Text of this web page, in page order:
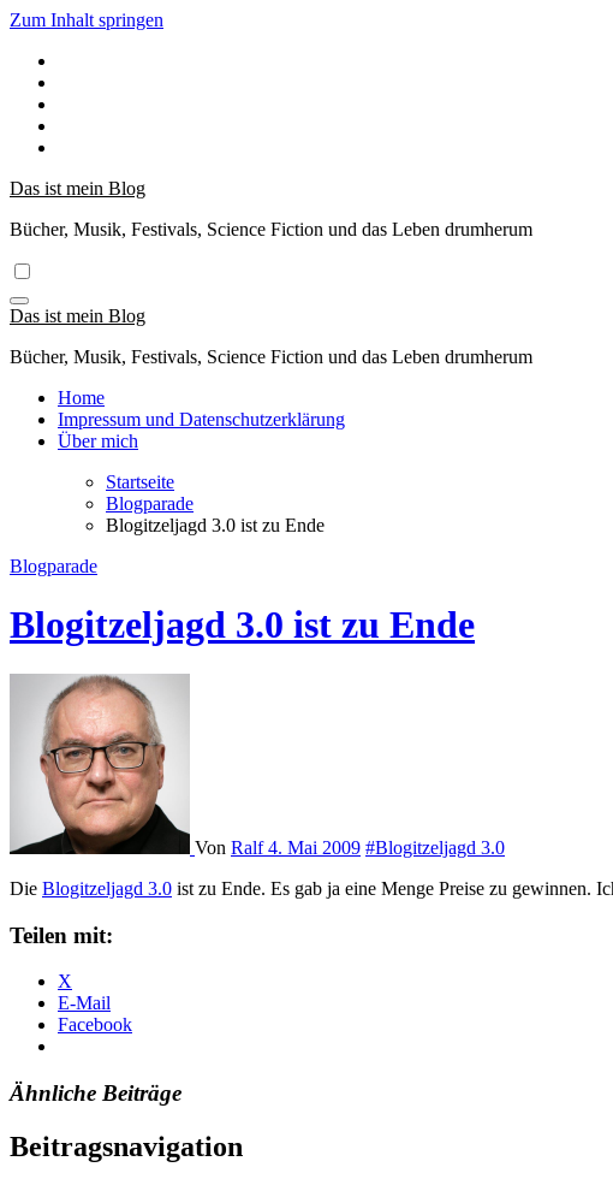
Zum Inhalt springen
Das ist mein Blog
Bücher, Musik, Festivals, Science Fiction und das Leben drumherum
Das ist mein Blog
Bücher, Musik, Festivals, Science Fiction und das Leben drumherum
Home
Impressum und Datenschutzerklärung
Über mich
Startseite
Blogparade
Blogitzeljagd 3.0 ist zu Ende
Blogparade
Blogitzeljagd 3.0 ist zu Ende
Von Ralf4. Mai 2009 #Blogitzeljagd 3.0
Die Blogitzeljagd 3.0 ist zu Ende. Es gab ja eine Menge Preise zu gewinnen.
Teilen mit:
X
E-Mail
Facebook
Ähnliche Beiträge
Beitragsnavigation